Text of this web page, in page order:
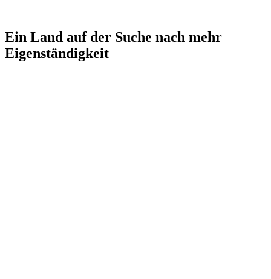
Ein Land auf der Suche nach mehr
Eigenständigkeit